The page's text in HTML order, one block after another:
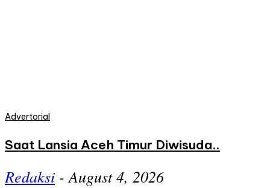
Advertorial
Saat Lansia Aceh Timur Diwisuda..
Redaksi - August 4, 2026